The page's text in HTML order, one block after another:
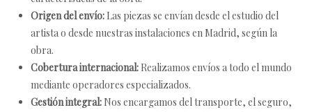
Origen del envío: Las piezas se envían desde el estudio del
artista o desde nuestras instalaciones en Madrid, según la
obra.
Cobertura internacional: Realizamos envíos a todo el mundo
mediante operadores especializados.
Gestión integral: Nos encargamos del transporte, el seguro,